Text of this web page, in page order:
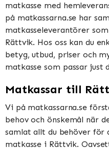
matkasse med
på matkassarna.se har
matkasseleverantörer
Rättvik. Hos oss kan du
betyg, utbud, priser och
matkasse som passar just
Matkassar till
Vi på matkassarna.se
behov och önskemål när
samlat allt du behöver
matkasse i Rättvik.